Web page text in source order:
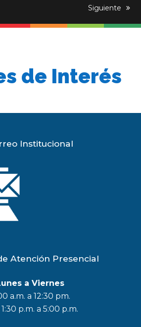
next
Siguiente
de Interés
Institucional
Atención Presencial
a Viernes
a.m. a 12:30 pm.
p.m. a 5:00 p.m.